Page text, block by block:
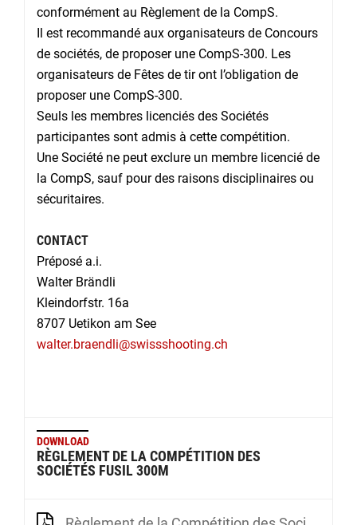
conformément au Règlement de la CompS.
Il est recommandé aux organisateurs de Concours
de sociétés, de proposer une CompS-300. Les
organisateurs de Fêtes de tir ont l’obligation de
proposer une CompS-300.
Seuls les membres licenciés des Sociétés
participantes sont admis à cette compétition.
Une Société ne peut exclure un membre licencié de
la CompS, sauf pour des raisons disciplinaires ou
sécuritaires.
CONTACT
Préposé a.i.
Walter Brändli
Kleindorfstr. 16a
8707 Uetikon am See
walter.braendli@swissshooting.ch
DOWNLOAD
RÈGLEMENT DE LA COMPÉTITION DES
SOCIÉTÉS FUSIL 300M